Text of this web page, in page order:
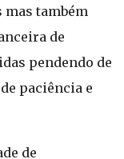
mas também
de
pendendo de
paciência e
de